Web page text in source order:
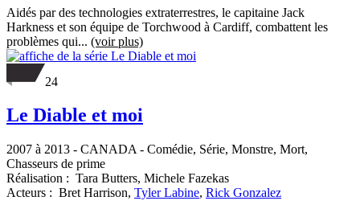
Aidés par des technologies extraterrestres, le capitaine Jack
Harkness et son équipe de Torchwood à Cardiff, combattent les
problèmes qui... (voir plus)
24
Le Diable et moi
2007 à 2013 - CANADA - Comédie, Série, Monstre, Mort,
Chasseurs de prime
Réalisation : Tara Butters, Michele Fazekas
Acteurs : Bret Harrison, Tyler Labine, Rick Gonzalez